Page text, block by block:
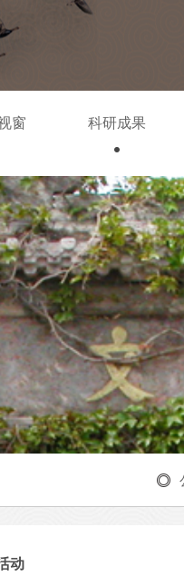
窗 科研成果
动